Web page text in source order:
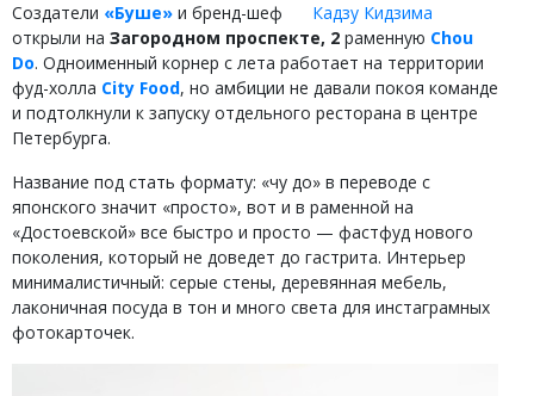
Создатели «Буше» и бренд-шеф
Кадзу Кидзима
открыли на Загородном проспекте, 2 раменную Chou
Do. Одноименный корнер с лета работает на территории
фуд-холла City Food, но амбиции не давали покоя команде
и подтолкнули к запуску отдельного ресторана в центре
Петербурга.
Название под стать формату: «чу до» в переводе с
японского значит «просто», вот и в раменной на
«Достоевской» все быстро и просто — фастфуд нового
поколения, который не доведет до гастрита. Интерьер
минималистичный: серые стены, деревянная мебель,
лаконичная посуда в тон и много света для инстаграмных
фотокарточек.